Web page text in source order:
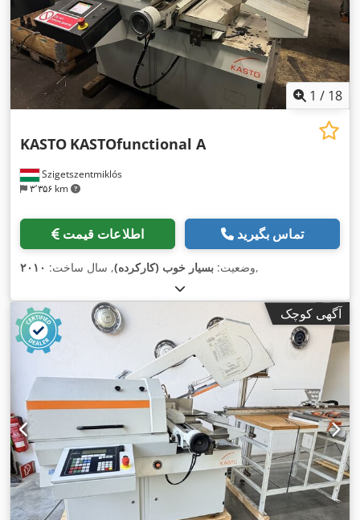
1 / 18
Szigetszentmiklós
۳٬۳۵۶ km
KASTO KASTOfunctional A
اطلاعات قیمت تماس بگیرید
وضعیت: بسیار خوب (کارکرده), سال ساخت: ۲۰۱۰ ,
آگهی کوچک